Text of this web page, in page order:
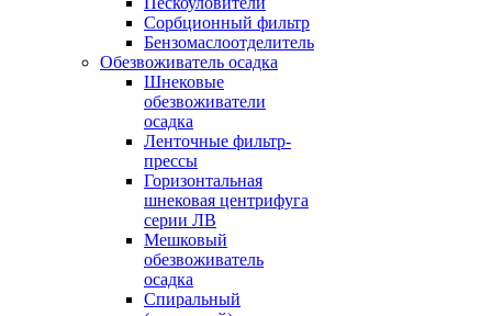
Сорбционный фильтр
Бензомаслоотделитель
Обезвоживатель осадка
Шнековые
обезвоживатели
осадка
Ленточные фильтр-
прессы
Горизонтальная
шнековая центрифуга
серии ЛВ
Мешковый
обезвоживатель
осадка
Спиральный